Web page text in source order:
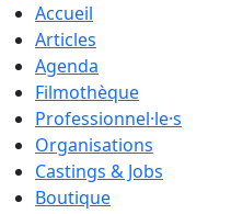
Accueil
Articles
Agenda
Filmothèque
Professionnel·le·s
Organisations
Castings & Jobs
Boutique